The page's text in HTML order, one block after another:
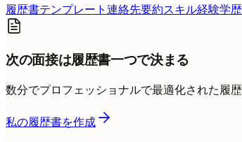
履歴書テンプレート連絡先要約スキル経験学歴
次の面接は履歴書一つで決まる
数分でプロフェッショナルで最適化された履
私の履歴書を作成